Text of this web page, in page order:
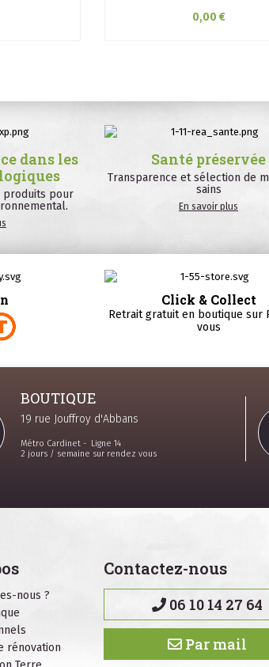
0,00 €
dans les
produits pour
Santé préservée
Transparence et sélection de
sains
En savoir plus
Click & Collect
Retrait gratuit en boutique sur
vous
BOUTIQUE
19 rue Jouffroy d'Abbans
Métro Cardinet - Ligne 14
2 jours / semaine sur rendez vous
nous ?
rénovation
Contactez-nous
06 10 14 27 64
Par mail